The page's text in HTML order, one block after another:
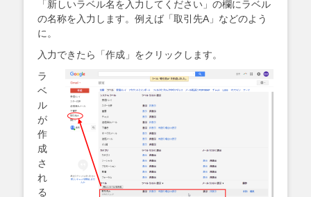
「新しいラベル名を入力してください」の欄にラベル
の名称を入力します。例えば「取引先A」などのよう
に。
入力できたら「作成」をクリックします。
ラ
ベ
ル
が
作
成
さ
れ
る